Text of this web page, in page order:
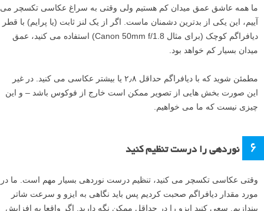
ما همه عاشق عمق میدان کم هستیم ولی وقتی به سراغ عکاسی تکسچر می
آییم، این یکی از بدترین دشمنان ماست. اگر از یک لنز ثابت (یا پرایم) با قطر
دیافراگم کوچک (برای مثال Canon 50mm f/1.8) استفاده می کنید، عمق
میدان بسیار کم خواهد بود.
مطمئن شوید که با دیافراگم حداقل ۲٫۸ یا بیشتر عکاسی می کنید. در غیر
این صورت بخش هایی از تصویر ممکن است خارج از فوکوس باشد – و این
چیزی نیست که ما می خواهیم.
۶ نوردهی را درست تنظیم کنید